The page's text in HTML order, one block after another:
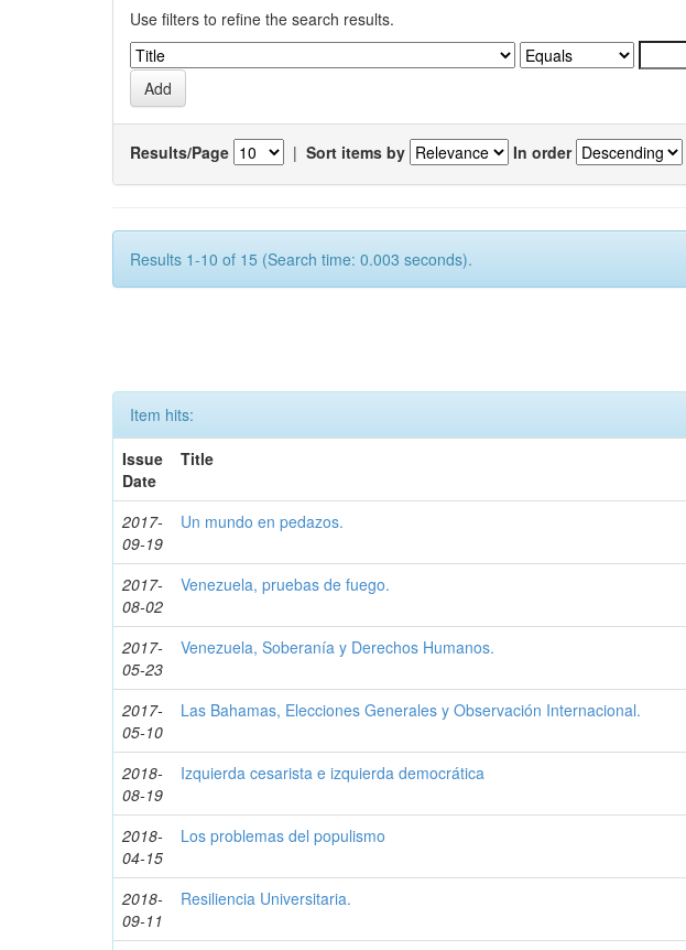
Use filters to refine the search results.
Results/Page | Sort items by In order
Results 1-10 of 15 (Search time: 0.003 seconds).
Item hits:
Issue
Date
Title
2017-
09-19
Un mundo en pedazos.
2017-
08-02
Venezuela, pruebas de fuego.
2017-
05-23
Venezuela, Soberanía y Derechos Humanos.
2017-
05-10
Las Bahamas, Elecciones Generales y Observación Internacional.
2018-
08-19
Izquierda cesarista e izquierda democrática
2018-
04-15
Los problemas del populismo
2018-
09-11
Resiliencia Universitaria.